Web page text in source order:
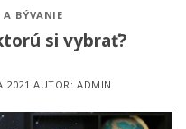
A BÝVANIE
si vybrať?
2021 AUTOR: ADMIN